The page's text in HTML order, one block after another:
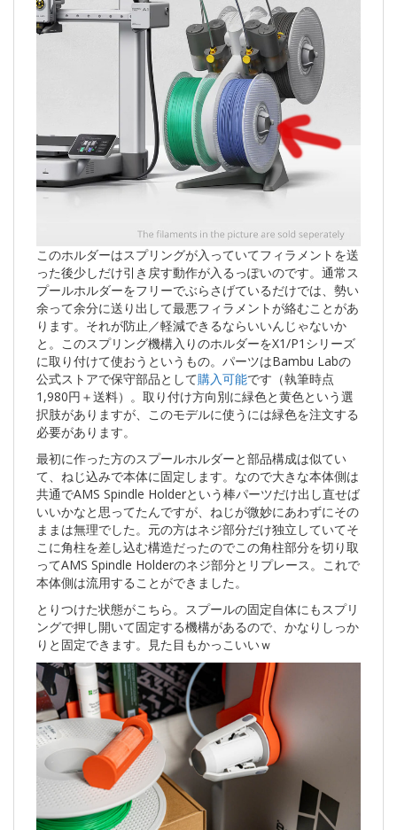
このホルダーはスプリングが入っていてフィラメントを送
った後少しだけ引き戻す動作が入るっぽいのです。通常ス
プールホルダーをフリーでぶらさげているだけでは、勢い
余って余分に送り出して最悪フィラメントが絡むことがあ
ります。それが防止／軽減できるならいいんじゃないか
と。このスプリング機構入りのホルダーをX1/P1シリーズ
に取り付けて使おうというもの。パーツはBambu Labの
公式ストアで保守部品として購入可能です（執筆時点
1,980円＋送料）。取り付け方向別に緑色と黄色という選
択肢がありますが、このモデルに使うには緑色を注文する
必要があります。
最初に作った方のスプールホルダーと部品構成は似てい
て、ねじ込みで本体に固定します。なので大きな本体側は
共通でAMS Spindle Holderという棒パーツだけ出し直せば
いいかなと思ってたんですが、ねじが微妙にあわずにその
ままは無理でした。元の方はネジ部分だけ独立していてそ
こに角柱を差し込む構造だったのでこの角柱部分を切り取
ってAMS Spindle Holderのネジ部分とリプレース。これで
本体側は流用することができました。
とりつけた状態がこちら。スプールの固定自体にもスプリ
ングで押し開いて固定する機構があるので、かなりしっか
りと固定できます。見た目もかっこいいｗ